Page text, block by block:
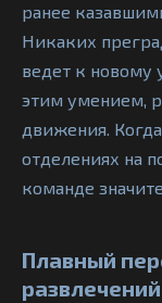
ранее
Никаких
ведет к новому
этим умением,
движения.
отделениях на
команде
Плавный
развлечений